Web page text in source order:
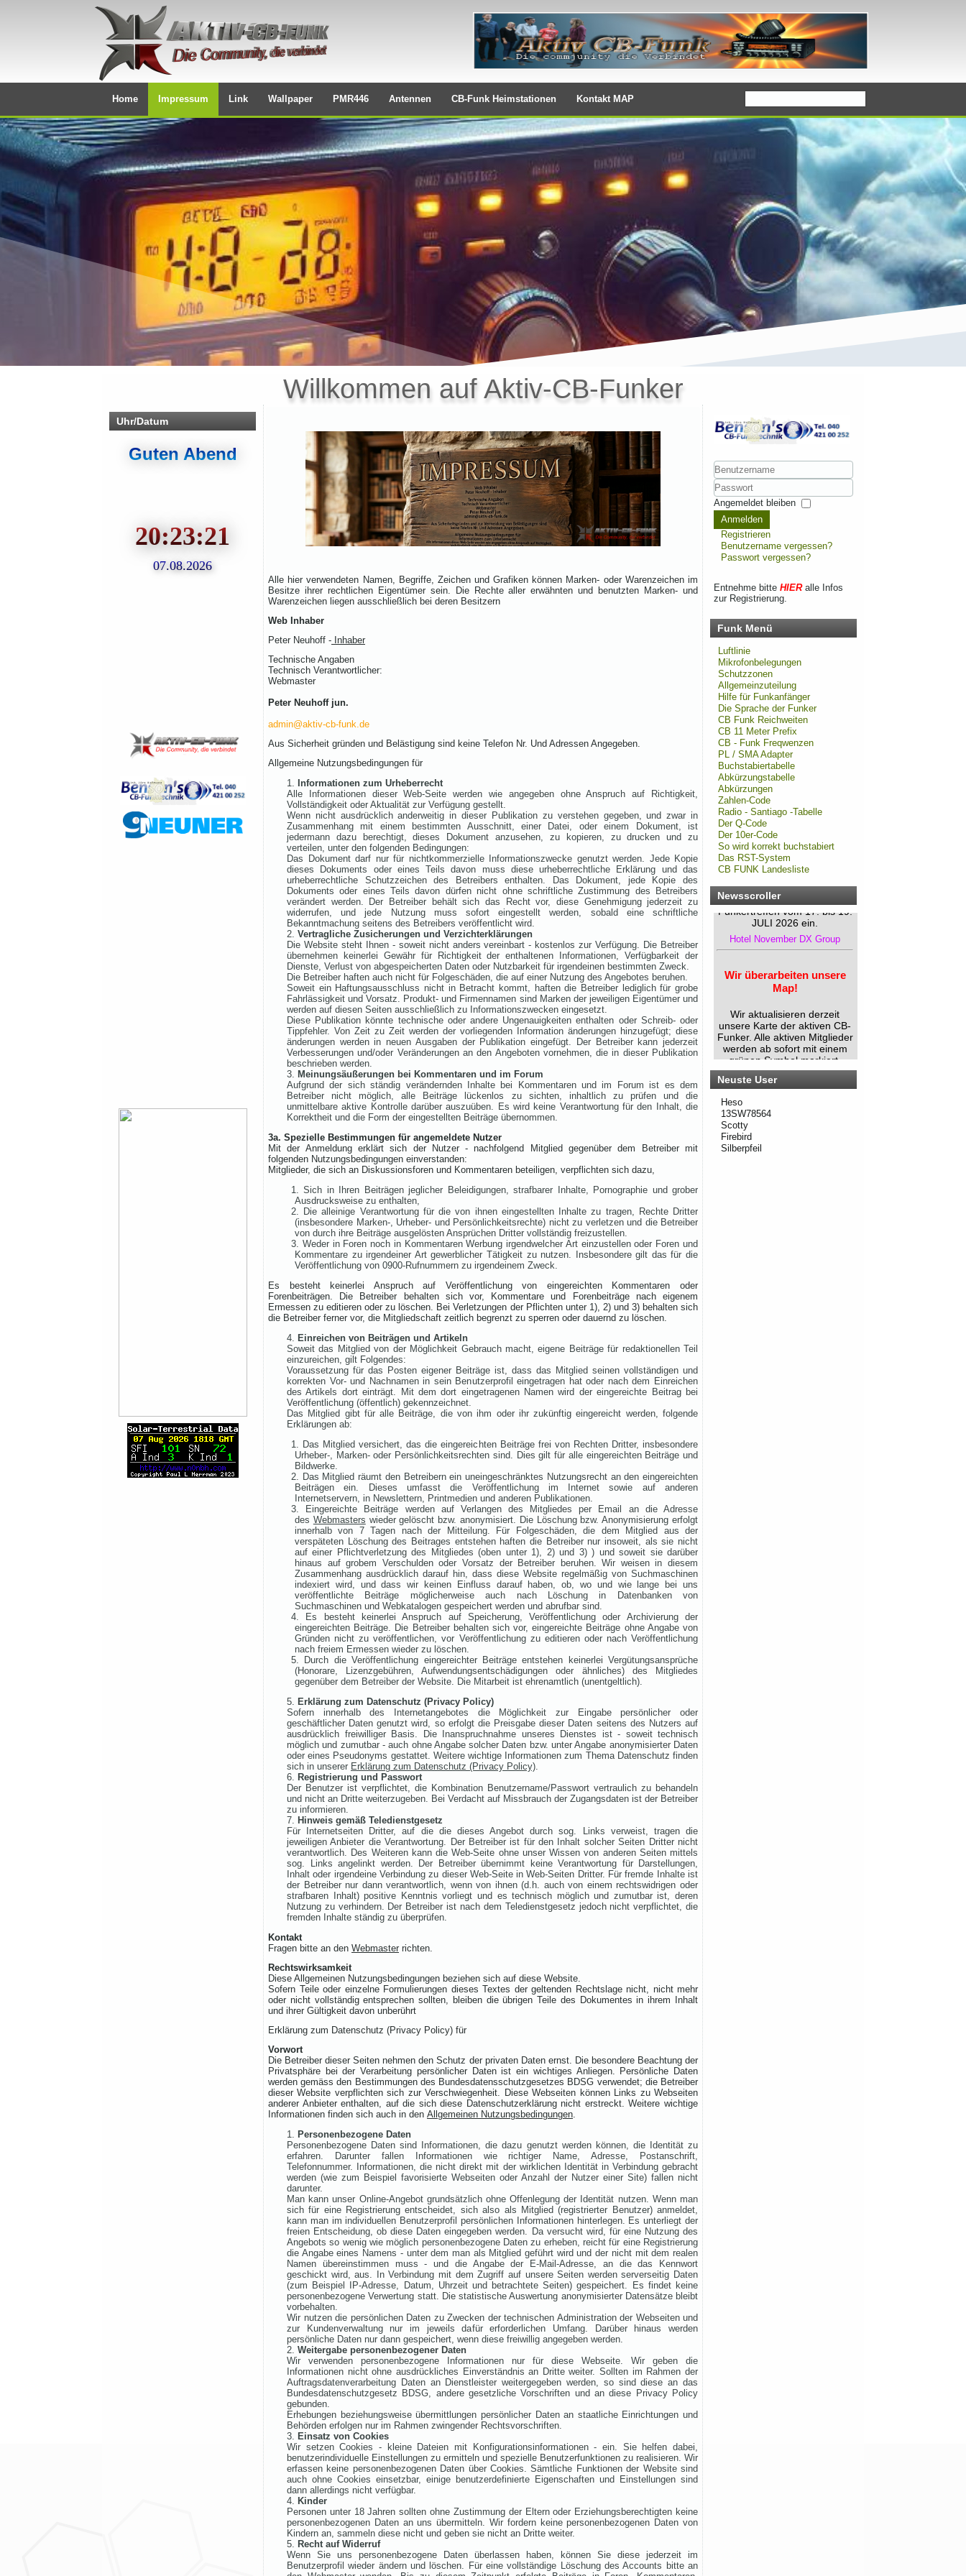
Home Impressum Link Wallpaper PMR446 Antennen CB-Funk Heimstationen Kontakt MAP
Willkommen auf Aktiv-CB-Funker
Uhr/Datum
Alle hier verwendeten Namen, Begriffe, Zeichen und Grafiken können Marken- oder Warenzeichen im
Besitze ihrer rechtlichen Eigentümer sein. Die Rechte aller erwähnten und benutzten Marken- und
Warenzeichen liegen ausschließlich bei deren Besitzern
Web Inhaber
Peter Neuhoff - Inhaber
Technische Angaben
Technisch Verantwortlicher:
Webmaster
Peter Neuhoff jun.
admin@aktiv-cb-funk.de
Aus Sicherheit gründen und Belästigung sind keine Telefon Nr. Und Adressen Angegeben.
Allgemeine Nutzungsbedingungen für
Informationen zum Urheberrecht
Alle Informationen dieser Web-Seite werden wie angegeben ohne Anspruch auf Richtigkeit,
Vollständigkeit oder Aktualität zur Verfügung gestellt.
Wenn nicht ausdrücklich anderweitig in dieser Publikation zu verstehen gegeben, und zwar in
Zusammenhang mit einem bestimmten Ausschnitt, einer Datei, oder einem Dokument, ist
jedermann dazu berechtigt, dieses Dokument anzusehen, zu kopieren, zu drucken und zu
verteilen, unter den folgenden Bedingungen:
Das Dokument darf nur für nichtkommerzielle Informationszwecke genutzt werden. Jede Kopie
dieses Dokuments oder eines Teils davon muss diese urheberrechtliche Erklärung und das
urheberrechtliche Schutzzeichen des Betreibers enthalten. Das Dokument, jede Kopie des
Dokuments oder eines Teils davon dürfen nicht ohne schriftliche Zustimmung des Betreibers
verändert werden. Der Betreiber behält sich das Recht vor, diese Genehmigung jederzeit zu
widerrufen, und jede Nutzung muss sofort eingestellt werden, sobald eine schriftliche
Bekanntmachung seitens des Betreibers veröffentlicht wird.
Vertragliche Zusicherungen und Verzichterklärungen
Die Website steht Ihnen - soweit nicht anders vereinbart - kostenlos zur Verfügung. Die Betreiber
übernehmen keinerlei Gewähr für Richtigkeit der enthaltenen Informationen, Verfügbarkeit der
Dienste, Verlust von abgespeicherten Daten oder Nutzbarkeit für irgendeinen bestimmten Zweck.
Die Betreiber haften auch nicht für Folgeschäden, die auf einer Nutzung des Angebotes beruhen.
Soweit ein Haftungsausschluss nicht in Betracht kommt, haften die Betreiber lediglich für grobe
Fahrlässigkeit und Vorsatz. Produkt- und Firmennamen sind Marken der jeweiligen Eigentümer und
werden auf diesen Seiten ausschließlich zu Informationszwecken eingesetzt.
Diese Publikation könnte technische oder andere Ungenauigkeiten enthalten oder Schreib- oder
Tippfehler. Von Zeit zu Zeit werden der vorliegenden Information änderungen hinzugefügt; diese
änderungen werden in neuen Ausgaben der Publikation eingefügt. Der Betreiber kann jederzeit
Verbesserungen und/oder Veränderungen an den Angeboten vornehmen, die in dieser Publikation
beschrieben werden.
Meinungsäußerungen bei Kommentaren und im Forum
Aufgrund der sich ständig verändernden Inhalte bei Kommentaren und im Forum ist es dem
Betreiber nicht möglich, alle Beiträge lückenlos zu sichten, inhaltlich zu prüfen und die
unmittelbare aktive Kontrolle darüber auszuüben. Es wird keine Verantwortung für den Inhalt, die
Korrektheit und die Form der eingestellten Beiträge übernommen.
3a. Spezielle Bestimmungen für angemeldete Nutzer
Mit der Anmeldung erklärt sich der Nutzer - nachfolgend Mitglied gegenüber dem Betreiber mit
folgenden Nutzungsbedingungen einverstanden:
Mitglieder, die sich an Diskussionsforen und Kommentaren beteiligen, verpflichten sich dazu,
1. Sich in Ihren Beiträgen jeglicher Beleidigungen, strafbarer Inhalte, Pornographie und grober
Ausdrucksweise zu enthalten,
2. Die alleinige Verantwortung für die von ihnen eingestellten Inhalte zu tragen, Rechte Dritter
(insbesondere Marken-, Urheber- und Persönlichkeitsrechte) nicht zu verletzen und die Betreiber
von durch ihre Beiträge ausgelösten Ansprüchen Dritter vollständig freizustellen.
3. Weder in Foren noch in Kommentaren Werbung irgendwelcher Art einzustellen oder Foren und
Kommentare zu irgendeiner Art gewerblicher Tätigkeit zu nutzen. Insbesondere gilt das für die
Veröffentlichung von 0900-Rufnummern zu irgendeinem Zweck.
Es besteht keinerlei Anspruch auf Veröffentlichung von eingereichten Kommentaren oder
Forenbeiträgen. Die Betreiber behalten sich vor, Kommentare und Forenbeiträge nach eigenem
Ermessen zu editieren oder zu löschen. Bei Verletzungen der Pflichten unter 1), 2) und 3) behalten sich
die Betreiber ferner vor, die Mitgliedschaft zeitlich begrenzt zu sperren oder dauernd zu löschen.
Einreichen von Beiträgen und Artikeln
Soweit das Mitglied von der Möglichkeit Gebrauch macht, eigene Beiträge für redaktionellen Teil
einzureichen, gilt Folgendes:
Voraussetzung für das Posten eigener Beiträge ist, dass das Mitglied seinen vollständigen und
korrekten Vor- und Nachnamen in sein Benutzerprofil eingetragen hat oder nach dem Einreichen
des Artikels dort einträgt. Mit dem dort eingetragenen Namen wird der eingereichte Beitrag bei
Veröffentlichung (öffentlich) gekennzeichnet.
Das Mitglied gibt für alle Beiträge, die von ihm oder ihr zukünftig eingereicht werden, folgende
Erklärungen ab:
1. Das Mitglied versichert, das die eingereichten Beiträge frei von Rechten Dritter, insbesondere
Urheber-, Marken- oder Persönlichkeitsrechten sind. Dies gilt für alle eingereichten Beiträge und
Bildwerke.
2. Das Mitglied räumt den Betreibern ein uneingeschränktes Nutzungsrecht an den eingereichten
Beiträgen ein. Dieses umfasst die Veröffentlichung im Internet sowie auf anderen
Internetservern, in Newslettern, Printmedien und anderen Publikationen.
3. Eingereichte Beiträge werden auf Verlangen des Mitgliedes per Email an die Adresse
des Webmasters wieder gelöscht bzw. anonymisiert. Die Löschung bzw. Anonymisierung erfolgt
innerhalb von 7 Tagen nach der Mitteilung. Für Folgeschäden, die dem Mitglied aus der
verspäteten Löschung des Beitrages entstehen haften die Betreiber nur insoweit, als sie nicht
auf einer Pflichtverletzung des Mitgliedes (oben unter 1), 2) und 3) ) und soweit sie darüber
hinaus auf grobem Verschulden oder Vorsatz der Betreiber beruhen. Wir weisen in diesem
Zusammenhang ausdrücklich darauf hin, dass diese Website regelmäßig von Suchmaschinen
indexiert wird, und dass wir keinen Einfluss darauf haben, ob, wo und wie lange bei uns
veröffentlichte Beiträge möglicherweise auch nach Löschung in Datenbanken von
Suchmaschinen und Webkatalogen gespeichert werden und abrufbar sind.
4. Es besteht keinerlei Anspruch auf Speicherung, Veröffentlichung oder Archivierung der
eingereichten Beiträge. Die Betreiber behalten sich vor, eingereichte Beiträge ohne Angabe von
Gründen nicht zu veröffentlichen, vor Veröffentlichung zu editieren oder nach Veröffentlichung
nach freiem Ermessen wieder zu löschen.
5. Durch die Veröffentlichung eingereichter Beiträge entstehen keinerlei Vergütungsansprüche
(Honorare, Lizenzgebühren, Aufwendungsentschädigungen oder ähnliches) des Mitgliedes
gegenüber dem Betreiber der Website. Die Mitarbeit ist ehrenamtlich (unentgeltlich).
Erklärung zum Datenschutz (Privacy Policy)
Sofern innerhalb des Internetangebotes die Möglichkeit zur Eingabe persönlicher oder
geschäftlicher Daten genutzt wird, so erfolgt die Preisgabe dieser Daten seitens des Nutzers auf
ausdrücklich freiwilliger Basis. Die Inanspruchnahme unseres Dienstes ist - soweit technisch
möglich und zumutbar - auch ohne Angabe solcher Daten bzw. unter Angabe anonymisierter Daten
oder eines Pseudonyms gestattet. Weitere wichtige Informationen zum Thema Datenschutz finden
sich in unserer Erklärung zum Datenschutz (Privacy Policy).
Registrierung und Passwort
Der Benutzer ist verpflichtet, die Kombination Benutzername/Passwort vertraulich zu behandeln
und nicht an Dritte weiterzugeben. Bei Verdacht auf Missbrauch der Zugangsdaten ist der Betreiber
zu informieren.
Hinweis gemäß Teledienstgesetz
Für Internetseiten Dritter, auf die die dieses Angebot durch sog. Links verweist, tragen die
jeweiligen Anbieter die Verantwortung. Der Betreiber ist für den Inhalt solcher Seiten Dritter nicht
verantwortlich. Des Weiteren kann die Web-Seite ohne unser Wissen von anderen Seiten mittels
sog. Links angelinkt werden. Der Betreiber übernimmt keine Verantwortung für Darstellungen,
Inhalt oder irgendeine Verbindung zu dieser Web-Seite in Web-Seiten Dritter. Für fremde Inhalte ist
der Betreiber nur dann verantwortlich, wenn von ihnen (d.h. auch von einem rechtswidrigen oder
strafbaren Inhalt) positive Kenntnis vorliegt und es technisch möglich und zumutbar ist, deren
Nutzung zu verhindern. Der Betreiber ist nach dem Teledienstgesetz jedoch nicht verpflichtet, die
fremden Inhalte ständig zu überprüfen.
Kontakt
Fragen bitte an den Webmaster richten.
Rechtswirksamkeit
Diese Allgemeinen Nutzungsbedingungen beziehen sich auf diese Website.
Sofern Teile oder einzelne Formulierungen dieses Textes der geltenden Rechtslage nicht, nicht mehr
oder nicht vollständig entsprechen sollten, bleiben die übrigen Teile des Dokumentes in ihrem Inhalt
und ihrer Gültigkeit davon unberührt
Erklärung zum Datenschutz (Privacy Policy) für
Vorwort
Die Betreiber dieser Seiten nehmen den Schutz der privaten Daten ernst. Die besondere Beachtung der
Privatsphäre bei der Verarbeitung persönlicher Daten ist ein wichtiges Anliegen. Persönliche Daten
werden gemäss den Bestimmungen des Bundesdatensschutzgesetzes BDSG verwendet; die Betreiber
dieser Website verpflichten sich zur Verschwiegenheit. Diese Webseiten können Links zu Webseiten
anderer Anbieter enthalten, auf die sich diese Datenschutzerklärung nicht erstreckt. Weitere wichtige
Informationen finden sich auch in den Allgemeinen Nutzungsbedingungen.
Personenbezogene Daten
Personenbezogene Daten sind Informationen, die dazu genutzt werden können, die Identität zu
erfahren. Darunter fallen Informationen wie richtiger Name, Adresse, Postanschrift,
Telefonnummer. Informationen, die nicht direkt mit der wirklichen Identität in Verbindung gebracht
werden (wie zum Beispiel favorisierte Webseiten oder Anzahl der Nutzer einer Site) fallen nicht
darunter.
Man kann unser Online-Angebot grundsätzlich ohne Offenlegung der Identität nutzen. Wenn man
sich für eine Registrierung entscheidet, sich also als Mitglied (registrierter Benutzer) anmeldet,
kann man im individuellen Benutzerprofil persönlichen Informationen hinterlegen. Es unterliegt der
freien Entscheidung, ob diese Daten eingegeben werden. Da versucht wird, für eine Nutzung des
Angebots so wenig wie möglich personenbezogene Daten zu erheben, reicht für eine Registrierung
die Angabe eines Namens - unter dem man als Mitglied geführt wird und der nicht mit dem realen
Namen übereinstimmen muss - und die Angabe der E-Mail-Adresse, an die das Kennwort
geschickt wird, aus. In Verbindung mit dem Zugriff auf unsere Seiten werden serverseitig Daten
(zum Beispiel IP-Adresse, Datum, Uhrzeit und betrachtete Seiten) gespeichert. Es findet keine
personenbezogene Verwertung statt. Die statistische Auswertung anonymisierter Datensätze bleibt
vorbehalten.
Wir nutzen die persönlichen Daten zu Zwecken der technischen Administration der Webseiten und
zur Kundenverwaltung nur im jeweils dafür erforderlichen Umfang. Darüber hinaus werden
persönliche Daten nur dann gespeichert, wenn diese freiwillig angegeben werden.
Weitergabe personenbezogener Daten
Wir verwenden personenbezogene Informationen nur für diese Webseite. Wir geben die
Informationen nicht ohne ausdrückliches Einverständnis an Dritte weiter. Sollten im Rahmen der
Auftragsdatenverarbeitung Daten an Dienstleister weitergegeben werden, so sind diese an das
Bundesdatenschutzgesetz BDSG, andere gesetzliche Vorschriften und an diese Privacy Policy
gebunden.
Erhebungen beziehungsweise übermittlungen persönlicher Daten an staatliche Einrichtungen und
Behörden erfolgen nur im Rahmen zwingender Rechtsvorschriften.
Einsatz von Cookies
Wir setzen Cookies - kleine Dateien mit Konfigurationsinformationen - ein. Sie helfen dabei,
benutzerindividuelle Einstellungen zu ermitteln und spezielle Benutzerfunktionen zu realisieren. Wir
erfassen keine personenbezogenen Daten über Cookies. Sämtliche Funktionen der Website sind
auch ohne Cookies einsetzbar, einige benutzerdefinierte Eigenschaften und Einstellungen sind
dann allerdings nicht verfügbar.
Kinder
Personen unter 18 Jahren sollten ohne Zustimmung der Eltern oder Erziehungsberechtigten keine
personenbezogenen Daten an uns übermitteln. Wir fordern keine personenbezogenen Daten von
Kindern an, sammeln diese nicht und geben sie nicht an Dritte weiter.
Recht auf Widerruf
Wenn Sie uns personenbezogene Daten überlassen haben, können Sie diese jederzeit im
Benutzerprofil wieder ändern und löschen. Für eine vollständige Löschung des Accounts bitte an
Benutzername
Passwort
Angemeldet bleiben
Anmelden
Registrieren
Benutzername vergessen?
Passwort vergessen?
Entnehme bitte HIERalle Infos
zur Registrierung.
Funk Menü
Luftlinie
Mikrofonbelegungen
Schutzzonen
Allgemeinzuteilung
Hilfe für Funkanfänger
Die Sprache der Funker
CB Funk Reichweiten
CB 11 Meter Prefix
CB - Funk Freqwenzen
PL / SMA Adapter
Buchstabiertabelle
Abkürzungstabelle
Abkürzungen
Zahlen-Code
Radio - Santiago -Tabelle
Der Q-Code
Der 10er-Code
So wird korrekt buchstabiert
Das RST-System
CB FUNK Landesliste
Newsscroller
Rhein-Main Funkertreffen
Wir laden euch recht herzlich
zu unserem 12. Rhein-Main
Funkertreffen vom 17. bis 19.
JULI 2026 ein.
Hotel November DX Group
Wir überarbeiten unsere
Wir aktualisieren derzeit
Funker. Alle aktiven Mitglieder
werden ab sofort mit einem
grünen Symbol markiert.
Du bist auch noch aktiv?
Dann teile uns das einfach
Informationen mit!
Solltest du schon eingetragen
sein, aber deine Daten oder
dein Wohnort stimmen nicht
mehr, gib uns ebenfalls kurz
Bescheid – dann ändern wir
das direkt ab.
Neuste User
Heso
13SW78564
Scotty
Firebird
Silberpfeil